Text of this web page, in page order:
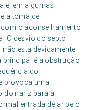
e, em algumas
a toma de
o aconselhamento
O desvio do septo
está devidamente
principal é a obstrução
do
provoca uma
do nariz para a
entrada de ar pelo